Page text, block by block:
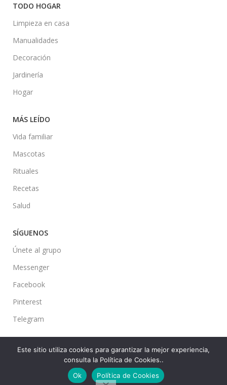
TODO HOGAR
Limpieza en casa
Manualidades
Decoración
Jardinería
Hogar
MÁS LEÍDO
Vida familiar
Mascotas
Rituales
Recetas
Salud
SÍGUENOS
Únete al grupo
Messenger
Facebook
Pinterest
Telegram
2022 Created ByCMS. Premium Blog Solutions.
Este sitio utiliza cookies para garantizar la mejor experiencia,
consulta la Política de Cookies..
Ok
Política de Cookies